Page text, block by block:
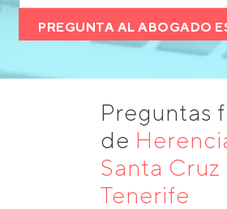
PREGUNTA AL ABOGADO
Preguntas
de
Santa Cruz
Tenerife